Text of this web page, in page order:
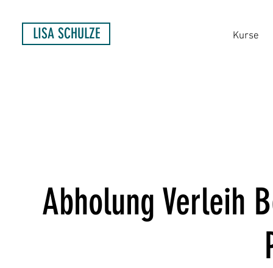
Kurse
LISA SCHULZE
Abholung Verleih